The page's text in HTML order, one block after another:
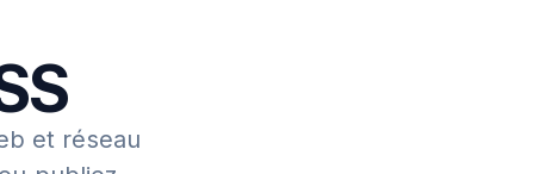
et réseau